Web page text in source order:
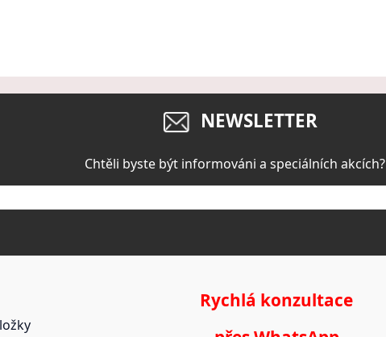
NEWSLETTER
Chtěli byste být informováni a speciálních akcích?
Rychlá konzultace